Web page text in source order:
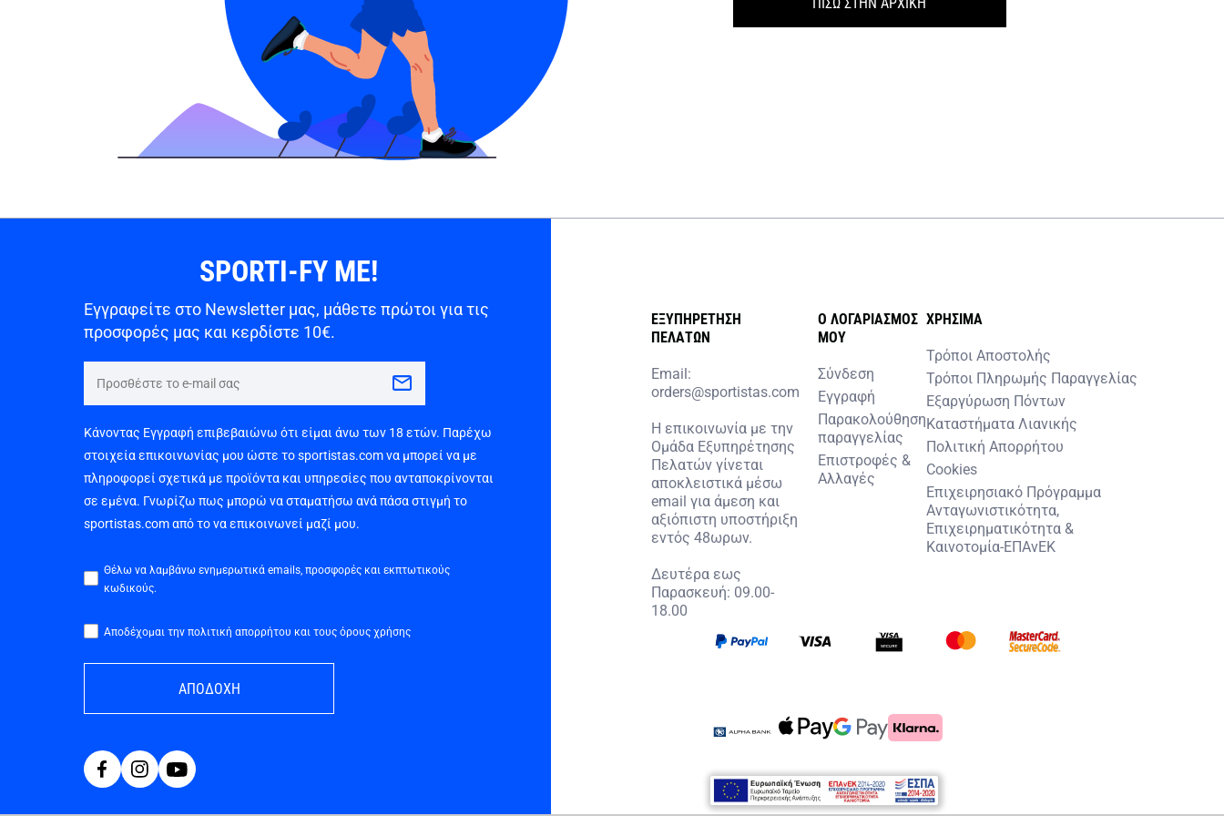
SPORTI-FY ME!
Εγγραφείτε στο Newsletter μας, μάθετε πρώτοι για τις
προσφορές μας και κερδίστε 10€.
Κάνοντας Εγγραφή επιβεβαιώνω ότι είμαι άνω των 18 ετών. Παρέχω
στοιχεία επικοινωνίας μου ώστε το sportistas.com να μπορεί να με
πληροφορεί σχετικά με προϊόντα και υπηρεσίες που ανταποκρίνονται
σε εμένα. Γνωρίζω πως μπορώ να σταματήσω ανά πάσα στιγμή το
sportistas.com από το να επικοινωνεί μαζί μου.
Θέλω να λαμβάνω ενημερωτικά emails, προσφορές και εκπτωτικούς
κωδικούς.
Αποδέχομαι την πολιτική απορρήτου και τους όρους χρήσης
ΑΠΟΔΟΧΗ
ΕΞΥΠΗΡΕΤΗΣΗ
ΠΕΛΑΤΩΝ
Email:
orders@sportistas.com
Η επικοινωνία με την
Ομάδα Εξυπηρέτησης
Πελατών γίνεται
αποκλειστικά μέσω
email για άμεση και
αξιόπιστη υποστήριξη
εντός 48ωρων.
Δευτέρα εως
Παρασκευή: 09.00-
18.00
O ΛΟΓΑΡΙΑΣΜOΣ
MOY
Σύνδεση
Εγγραφή
Παρακολούθηση
παραγγελίας
Επιστροφές &
Αλλαγές
ΧΡHΣΙΜΑ
Τρόποι Αποστολής
Τρόποι Πληρωμής Παραγγελίας
Εξαργύρωση Πόντων
Καταστήματα Λιανικής
Πολιτική Απορρήτου
Cookies
Επιχειρησιακό Πρόγραμμα
Ανταγωνιστικότητα,
Επιχειρηματικότητα &
Καινοτομία-ΕΠΑνΕΚ